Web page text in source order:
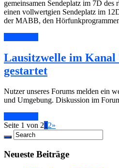
gemeinsamen Sendeplatz im 7D des
einen vollwertgien Sendeplatz im
der MABB, den
Lausitzwelle im Kanal
gestartet
Nutzer unseres Forums melden ein
und Umgebung. Diskussion im
Seite 1 von 21 2»
Neueste Beiträge